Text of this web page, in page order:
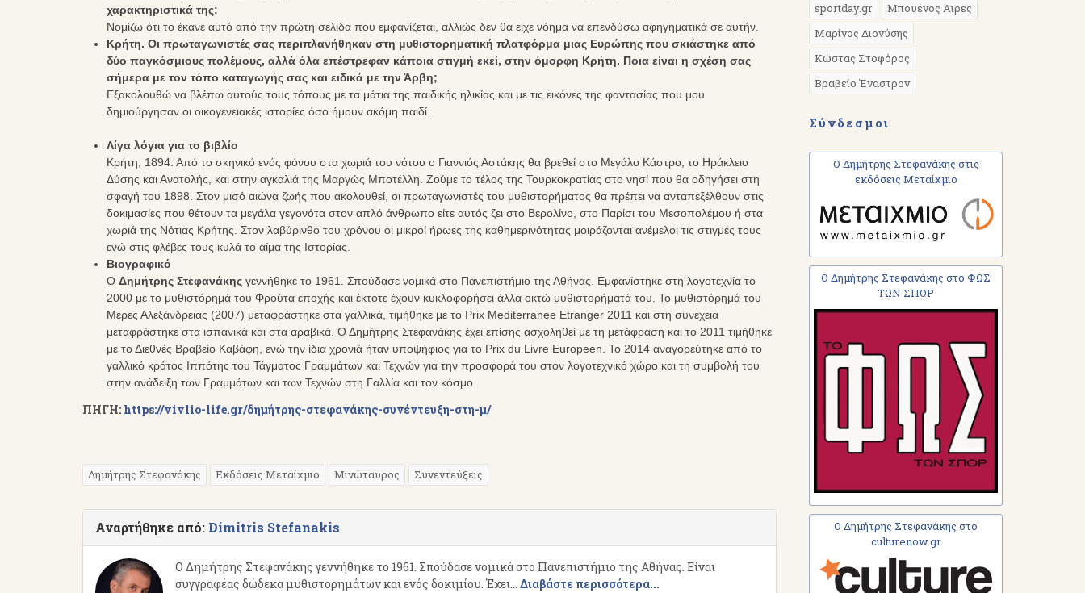
χαρακτηριστικά της;
Νομίζω ότι το έκανε αυτό από την πρώτη σελίδα που εμφανίζεται, αλλιώς δεν θα είχε νόημα να επενδύσω αφηγηματικά σε αυτήν.
Κρήτη. Οι πρωταγωνιστές σας περιπλανήθηκαν στη μυθιστορηματική πλατφόρμα μιας Ευρώπης που σκιάστηκε από
δύο παγκόσμιους πολέμους, αλλά όλα επέστρεφαν κάποια στιγμή εκεί, στην όμορφη Κρήτη. Ποια είναι η σχέση σας
σήμερα με τον τόπο καταγωγής σας και ειδικά με την Άρβη;
Εξακολουθώ να βλέπω αυτούς τους τόπους με τα μάτια της παιδικής ηλικίας και με τις εικόνες της φαντασίας που μου
δημιούργησαν οι οικογενειακές ιστορίες όσο ήμουν ακόμη παιδί.
Λίγα λόγια για το βιβλίο
Κρήτη, 1894. Από το σκηνικό ενός φόνου στα χωριά του νότου ο Γιαννιός Αστάκης θα βρεθεί στο Μεγάλο Κάστρο, το Ηράκλειο
Δύσης και Ανατολής, και στην αγκαλιά της Μαργώς Μποτέλλη. Ζούμε το τέλος της Τουρκοκρατίας στο νησί που θα οδηγήσει στη
σφαγή του 1898. Στον μισό αιώνα ζωής που ακολουθεί, οι πρωταγωνιστές του μυθιστορήματος θα πρέπει να ανταπεξέλθουν στις
δοκιμασίες που θέτουν τα μεγάλα γεγονότα στον απλό άνθρωπο είτε αυτός ζει στο Βερολίνο, στο Παρίσι του Μεσοπολέμου ή στα
χωριά της Νότιας Κρήτης. Στον λαβύρινθο του χρόνου οι μικροί ήρωες της καθημερινότητας μοιράζονται ανέμελοι τις στιγμές τους
ενώ στις φλέβες τους κυλά το αίμα της Ιστορίας.
Βιογραφικό
Ο Δημήτρης Στεφανάκης γεννήθηκε το 1961. Σπούδασε νομικά στο Πανεπιστήμιο της Αθήνας. Εμφανίστηκε στη λογοτεχνία το
2000 με το μυθιστόρημά του Φρούτα εποχής και έκτοτε έχουν κυκλοφορήσει άλλα οκτώ μυθιστορήματά του. Το μυθιστόρημά του
Μέρες Αλεξάνδρειας (2007) μεταφράστηκε στα γαλλικά, τιμήθηκε με το Prix Mediterranee Etranger 2011 και στη συνέχεια
μεταφράστηκε στα ισπανικά και στα αραβικά. Ο Δημήτρης Στεφανάκης έχει επίσης ασχοληθεί με τη μετάφραση και το 2011 τιμήθηκε
με το Διεθνές Βραβείο Καβάφη, ενώ την ίδια χρονιά ήταν υποψήφιος για το Prix du Livre Europeen. Το 2014 αναγορεύτηκε από το
γαλλικό κράτος Ιππότης του Τάγματος Γραμμάτων και Τεχνών για την προσφορά του στον λογοτεχνικό χώρο και τη συμβολή του
στην ανάδειξη των Γραμμάτων και των Τεχνών στη Γαλλία και τον κόσμο.
ΠΗΓΗ: https://vivlio-life.gr/δημήτρης-στεφανάκης-συνέντευξη-στη-μ/
Δημήτρης Στεφανάκης Εκδόσεις Μεταίχμιο Μινώταυρος Συνεντεύξεις
Αναρτήθηκε από: Dimitris Stefanakis
Ο Δημήτρης Στεφανάκης γεννήθηκε το 1961. Σπούδασε νομικά στο Πανεπιστήμιο της Αθήνας. Είναι
συγγραφέας δώδεκα μυθιστορημάτων και ενός δοκιμίου. Έχει... Διαβάστε περισσότερα...
sportday.gr
Μπουένος Άιρες
Μαρίνος Διονύσης
Κώστας Στοφόρος
Βραβείο Έναστρον
Σύνδεσμοι
Ο Δημήτρης Στεφανάκης στις
εκδόσεις Μεταίχμιο
Ο Δημήτρης Στεφανάκης στο ΦΩΣ
ΤΩΝ ΣΠΟΡ
Ο Δημήτρης Στεφανάκης στο
culturenow.gr